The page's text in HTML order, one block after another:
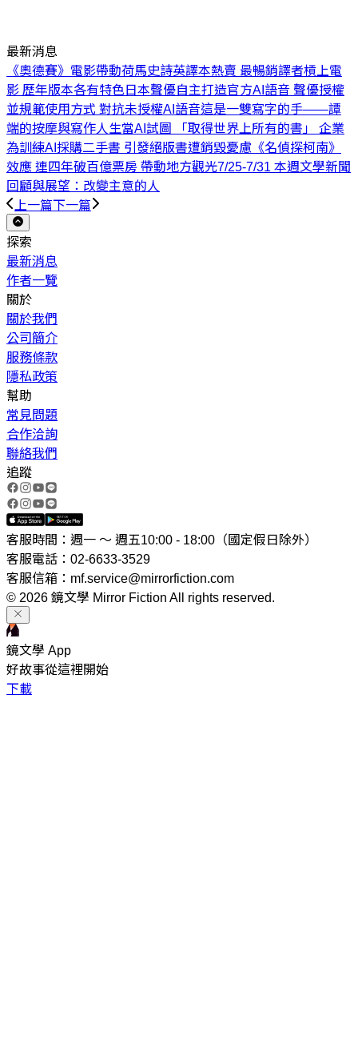
最新消息
《奧德賽》電影帶動荷馬史詩英譯本熱賣 最暢銷譯者槓上電
影 歷年版本各有特色 日本聲優自主打造官方AI語音 聲優授權
並規範使用方式 對抗未授權AI語音這是一雙寫字的手——譚
端的按摩與寫作人生當AI試圖 「取得世界上所有的書」 企業
為訓練AI採購二手書 引發絕版書遭銷毀憂慮 《名偵探柯南》
效應 連四年破百億票房 帶動地方觀光7/25-7/31 本週文學新聞
回顧與展望：改變主意的人
上一篇下一篇
探索
最新消息
作者一覽
關於
關於我們
公司簡介
服務條款
隱私政策
幫助
常見問題
合作洽詢
聯絡我們
追蹤
客服時間：週一 ～ 週五10:00 - 18:00（國定假日除外）
客服電話：02-6633-3529
客服信箱：mf.service@mirrorfiction.com
© 2026 鏡文學 Mirror Fiction All rights reserved.
鏡文學 App
好故事從這裡開始
下載